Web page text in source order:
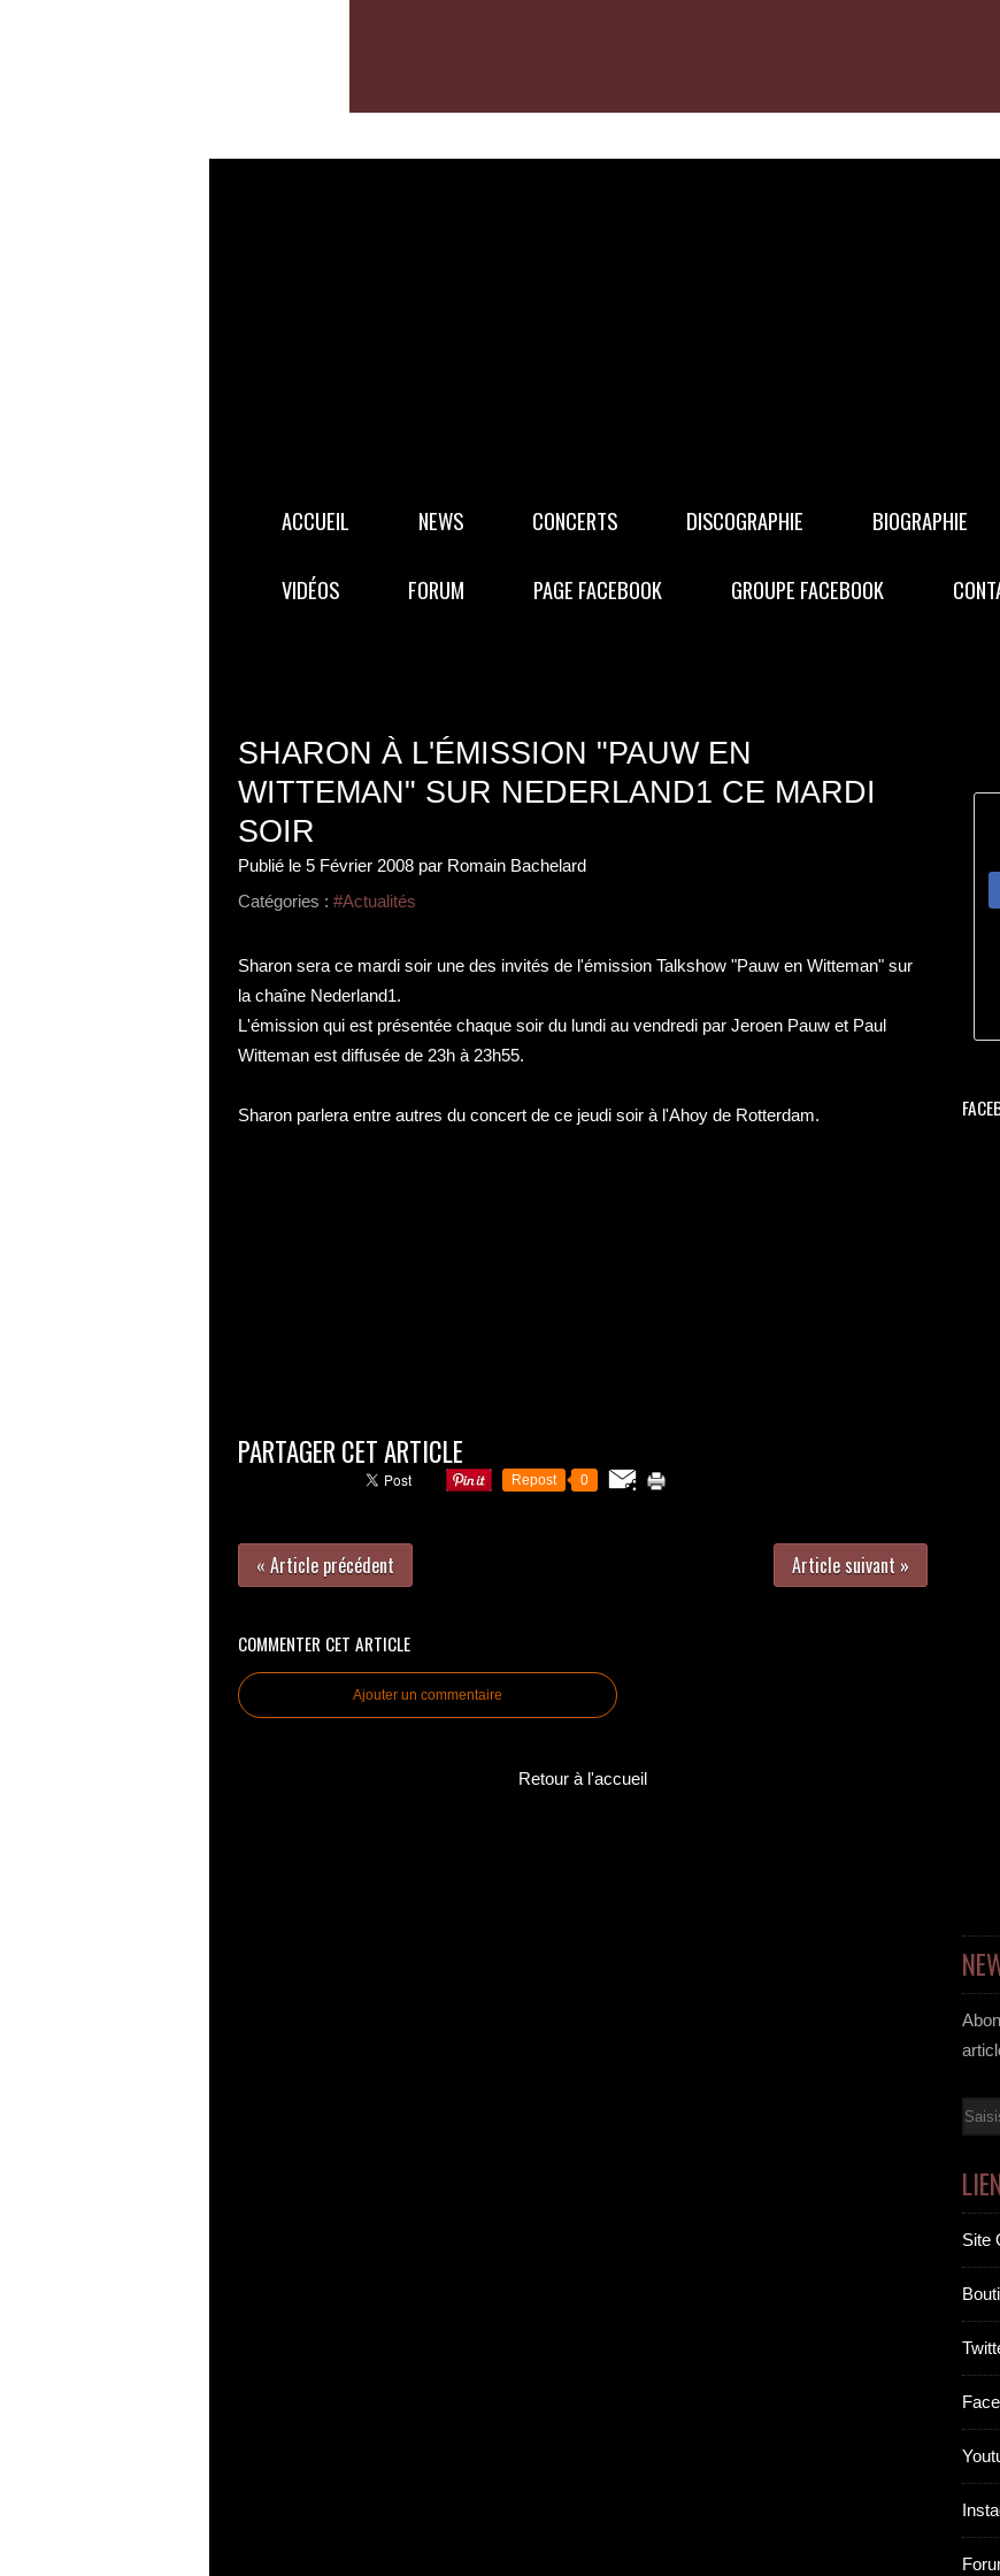
ACCUEIL NEWS CONCERTS DISCOGRAPHIE BIOGRAPHIE
VIDÉOS FORUM PAGE FACEBOOK GROUPE FACEBOOK
SHARON À L'ÉMISSION "PAUW EN
WITTEMAN" SUR NEDERLAND1 CE MARDI
SOIR
Publié le 5 Février 2008 par Romain Bachelard
Catégories : #Actualités
Sharon sera ce mardi soir une des invités de l'émission Talkshow "Pauw en Witteman" sur
la chaîne Nederland1.
L'émission qui est présentée chaque soir du lundi au vendredi par Jeroen Pauw et Paul
Witteman est diffusée de 23h à 23h55.
Sharon parlera entre autres du concert de ce jeudi soir à l'Ahoy de Rotterdam.
PARTAGER CET ARTICLE
Repost 0
« Article précédent Article suivant »
COMMENTER CET ARTICLE
Ajouter un commentaire
Retour à l'accueil
Site